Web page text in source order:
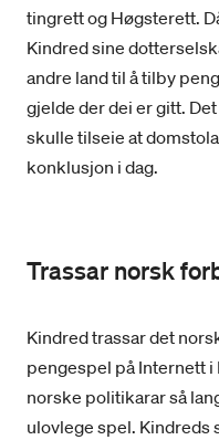
tingrett og Høgsterett.
Kindred sine
andre land til å tilby
gjelde der dei er gitt.
skulle tilseie at
konklusjon i dag.
Trassar norsk
Kindred trassar det
pengespel på Internett
norske politikarar så
ulovlege spel. Kindreds